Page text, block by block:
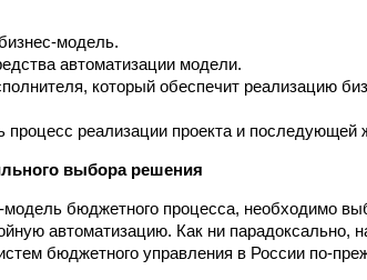
модель.
автоматизации модели.
который обеспечит реализацию
процесс реализации проекта и последующей
выбора решения
модель бюджетного процесса, необходимо
автоматизацию. Как ни парадоксально,
бюджетного управления в России по-